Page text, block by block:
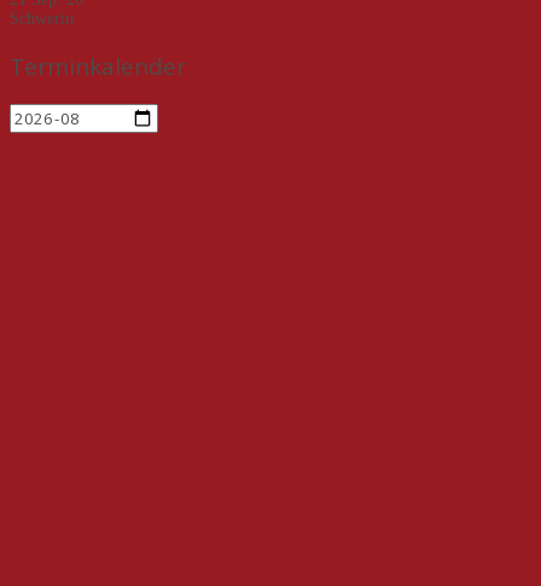
Schwerin
Terminkalender